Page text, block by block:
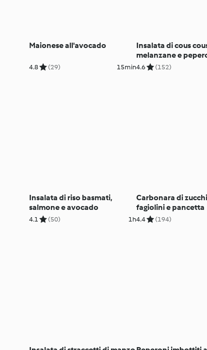
Maionese all'avocado
4.8 (29) 15min
Insalata di cous
melanzane e
4.6 (152)
Insalata di riso basmati,
salmone e avocado
4.1 (50) 1h
Carbonara di
fagiolini e pancetta
4.4 (194)